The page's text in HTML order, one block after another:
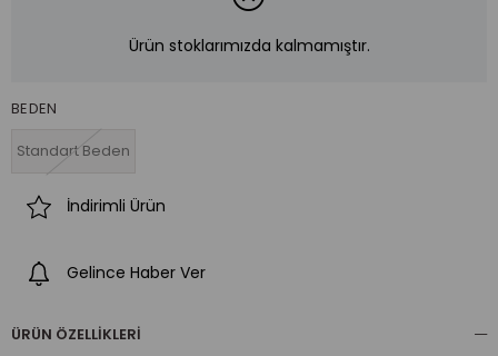
Ürün stoklarımızda kalmamıştır.
BEDEN
Standart Beden
İndirimli Ürün
Gelince Haber Ver
ÜRÜN ÖZELLIKLERI